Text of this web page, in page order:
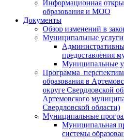
Информационная
образования и МОО
Документы
Обзор изменений в
Муниципальные услуги
предоставления
Муниципальные
Программа
образования в
округе Свердловской
Артемовского
Свердловской области)
Муниципальные
Муниципальная
системы